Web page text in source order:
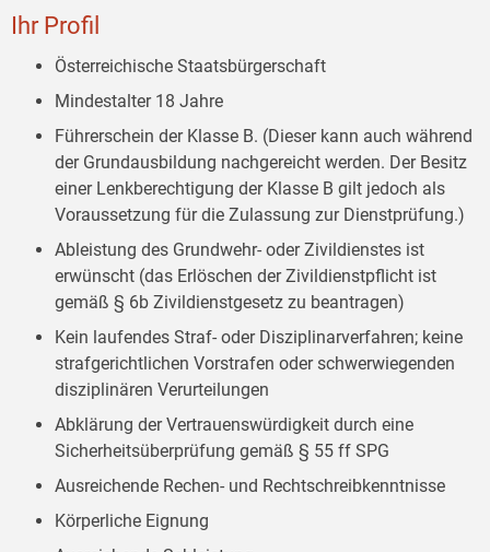
Ihr Profil
Österreichische Staatsbürgerschaft
Mindestalter 18 Jahre
Führerschein der Klasse B. (Dieser kann auch während
der Grundausbildung nachgereicht werden. Der Besitz
einer Lenkberechtigung der Klasse B gilt jedoch als
Voraussetzung für die Zulassung zur Dienstprüfung.)
Ableistung des Grundwehr- oder Zivildienstes ist
erwünscht (das Erlöschen der Zivildienstpflicht ist
gemäß § 6b Zivildienstgesetz zu beantragen)
Kein laufendes Straf- oder Disziplinarverfahren; keine
strafgerichtlichen Vorstrafen oder schwerwiegenden
disziplinären Verurteilungen
Abklärung der Vertrauenswürdigkeit durch eine
Sicherheitsüberprüfung gemäß § 55 ff SPG
Ausreichende Rechen- und Rechtschreibkenntnisse
Körperliche Eignung